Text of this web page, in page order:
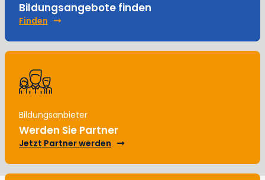
Bildungsangebote finden
Finden
Bildungsanbieter
Werden Sie Partner
Jetzt Partner werden